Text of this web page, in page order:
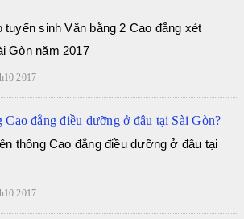
tuyển sinh Văn bằng 2 Cao đẳng xét
Gòn năm 2017
2017
thông Cao đẳng điều dưỡng ở đâu tại
2017